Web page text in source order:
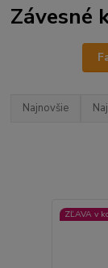
Závesné
Najnovšie
ZĽAVA v